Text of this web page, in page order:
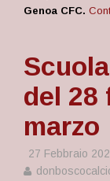
Genoa CFC.
del 28
marzo
27 Febbraio